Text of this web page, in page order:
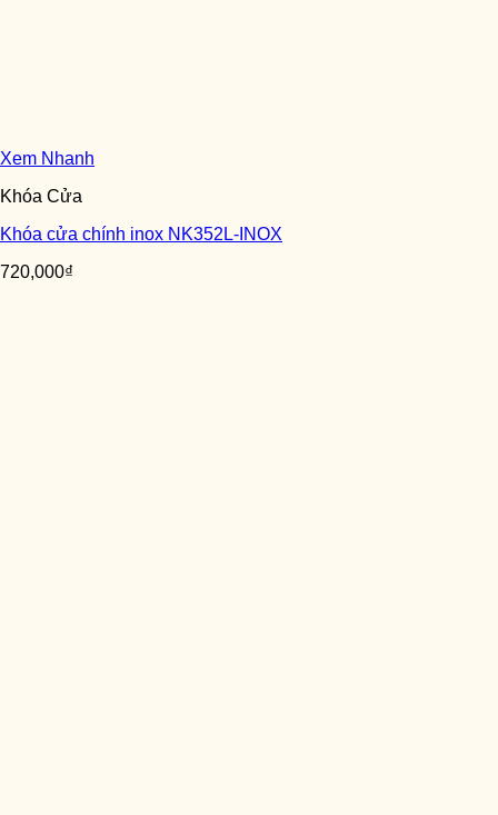
Xem Nhanh
Khóa Cửa
Khóa cửa chính inox NK352L-INOX
720,000₫